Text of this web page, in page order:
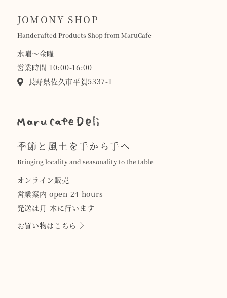
JOMONY SHOP
Handcrafted Products Shop from MaruCafe
水曜〜金曜
営業時間 10:00-16:00
長野県佐久市平賀5337-1
季節と風土を手から手へ
Bringing locality and seasonality to the table
オンライン販売
営業案内 open 24 hours
発送は月-木に行います
お買い物はこちら